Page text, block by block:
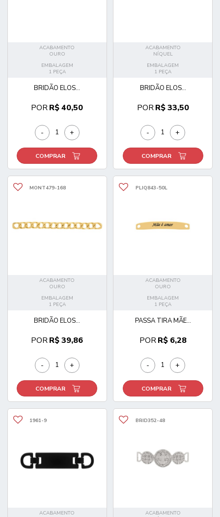
ACABAMENTO
OURO
EMBALAGEM
1 PEÇA
BRIDÃO ELOS...
PORR$ 40,50
- +
COMPRAR
ACABAMENTO
NÍQUEL
EMBALAGEM
1 PEÇA
BRIDÃO ELOS...
PORR$ 33,50
- +
COMPRAR
MONT479-168
ACABAMENTO
OURO
EMBALAGEM
1 PEÇA
BRIDÃO ELOS...
PORR$ 39,86
- +
COMPRAR
PLIQ843-50L
ACABAMENTO
OURO
EMBALAGEM
1 PEÇA
PASSA TIRA MÃE...
PORR$ 6,28
- +
COMPRAR
1961-9
ACABAMENTO
BRID352-48
ACABAMENTO